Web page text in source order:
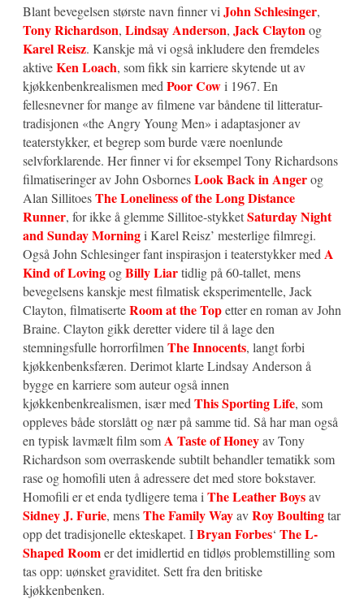
Blant bevegelsen største navn finner vi John Schlesinger,
Tony Richardson, Lindsay Anderson, Jack Clayton og
Karel Reisz. Kanskje må vi også inkludere den fremdeles
aktiveKen Loach, som fikk sin karriere skytende ut av
kjøkkenbenkrealismen med Poor Cowi 1967. En
fellesnevner for mange av filmene var båndene til litteratur-
tradisjonen «the Angry Young Men» i adaptasjoner av
teaterstykker, et begrep som burde være noenlunde
selvforklarende. Her finner vi for eksempel Tony Richardsons
filmatiseringer av John OsbornesLook Back in Angerog
Alan SillitoesThe Loneliness of the Long Distance
Runner, for ikke å glemme Sillitoe-stykketSaturday Night
and Sunday Morningi Karel Reisz’ mesterlige filmregi.
Også John Schlesinger fant inspirasjon i teaterstykker med A
Kind of LovingogBilly Liartidlig på 60-tallet, mens
bevegelsens kanskje mest filmatisk eksperimentelle, Jack
Clayton, filmatiserteRoom at the Topetter en roman av John
Braine. Clayton gikk deretter videre til å lage den
stemningsfulle horrorfilmen The Innocents, langt forbi
kjøkkenbenksfæren. Derimot klarte Lindsay Anderson å
bygge en karriere som auteur også innen
kjøkkenbenkrealismen, især med This Sporting Life, som
oppleves både storslått og nær på samme tid. Så har man også
en typisk lavmælt film som A Taste of Honeyav Tony
Richardson som overraskende subtilt behandler tematikk som
rase og homofili uten å adressere det med store bokstaver.
Homofili er et enda tydligere tema i The Leather Boysav
Sidney J. Furie, mensThe Family WayavRoy Boultingtar
opp det tradisjonelle ekteskapet. IBryan Forbes‘ The L-
Shaped Roomer det imidlertid en tidløs problemstilling som
tas opp: uønsket graviditet. Sett fra den britiske
kjøkkenbenken.